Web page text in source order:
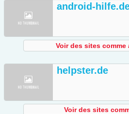
android-
Voir des sites
helpster.de
Voir des sites